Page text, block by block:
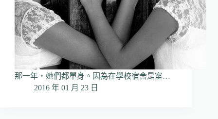
那一年，她們都單身。因為在學校宿舍是室…
2016 年 01 月 23 日